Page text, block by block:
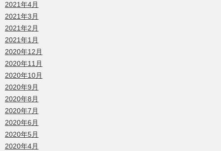
2021年4月
2021年3月
2021年2月
2021年1月
2020年12月
2020年11月
2020年10月
2020年9月
2020年8月
2020年7月
2020年6月
2020年5月
2020年4月